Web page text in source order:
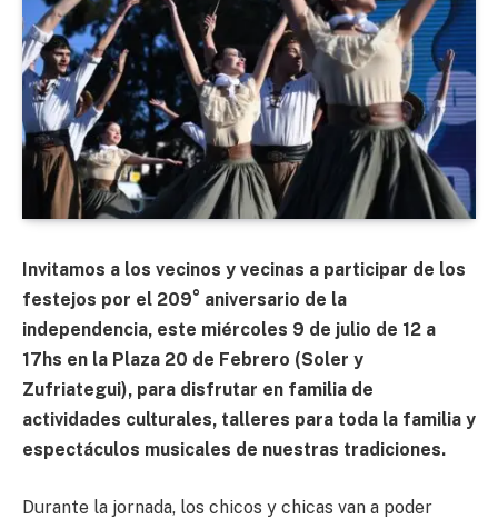
Invitamos a los vecinos y vecinas a participar de los
festejos por el 209° aniversario de la
independencia, este miércoles 9 de julio de 12 a
17hs en la Plaza 20 de Febrero (Soler y
Zufriategui), para disfrutar en familia de
actividades culturales, talleres para toda la familia y
espectáculos musicales de nuestras tradiciones.
Durante la jornada, los chicos y chicas van a poder